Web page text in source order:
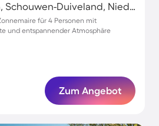
Brouwershaven, Schouwen-Duiveland, Niederlande
für 4 Personen mit
und entspannender Atmosphäre
Zum Angebot